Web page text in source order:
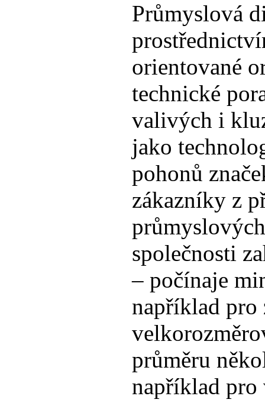
Průmyslová
orientované
technické
valivých i
jako
pohonů
zákazníky z
společnosti
– počínaje
například pro
průměru
například pro